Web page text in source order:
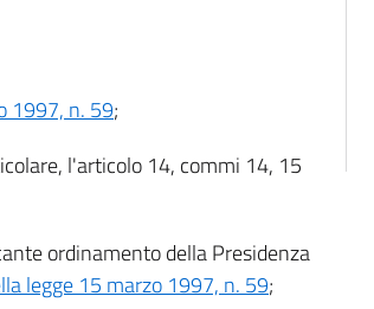
1997, n. 59;
l'articolo 14, commi 14, 15
ordinamento della Presidenza
legge 15 marzo 1997, n. 59;